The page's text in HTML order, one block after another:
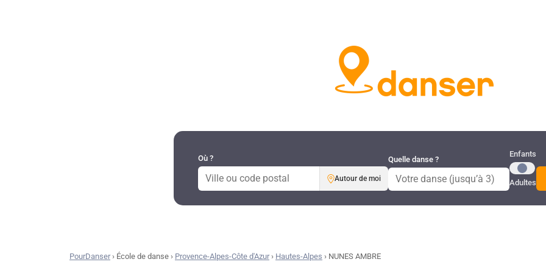
Où ?
Autour de moi
Quelle danse ?
Enfants
Adultes
PourDanser› École de danse › Provence-Alpes-Côte d'Azur› Hautes-Alpes › NUNES AMBRE